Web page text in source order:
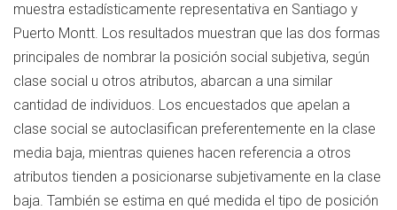
muestra estadísticamente representativa en Santiago y
Puerto Montt. Los resultados muestran que las dos formas
principales de nombrar la posición social subjetiva, según
clase social u otros atributos, abarcan a una similar
cantidad de individuos. Los encuestados que apelan a
clase social se autoclasifican preferentemente en la clase
media baja, mientras quienes hacen referencia a otros
atributos tienden a posicionarse subjetivamente en la clase
baja. También se estima en qué medida el tipo de posición